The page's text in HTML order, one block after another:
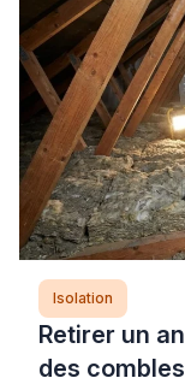
existent, du
énergétique
d’études
distincts […]
Isolation
Retirer un
des